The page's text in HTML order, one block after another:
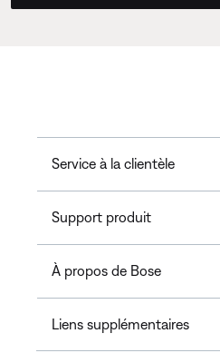
Service à la clientèle
Support produit
À propos de Bose
Liens supplémentaires